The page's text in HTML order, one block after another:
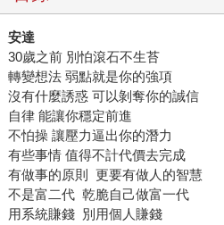
安達
30歲之前 別怕滾石不生苔
轉變想法 弱點就是你的強項
沒有什麼誘惑 可以剝奪你的誠信
自律 能讓你穩定前進
不怕操 讓壓力逼出你的潛力
有些事情 值得不計代價去完成
有做事的原則 更要有做人的智慧
不是富二代 乾脆自己做富一代
用系統賺錢 別用個人賺錢